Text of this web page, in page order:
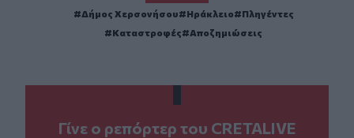
Δήμος Χερσονήσου Ηράκλειο
Πληγέντες
Καταστροφές
Αποζημιώσεις
Γίνε ο ρεπόρτερ του CRETALIVE